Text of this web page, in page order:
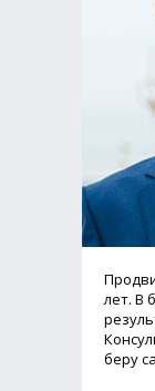
лет. В
беру